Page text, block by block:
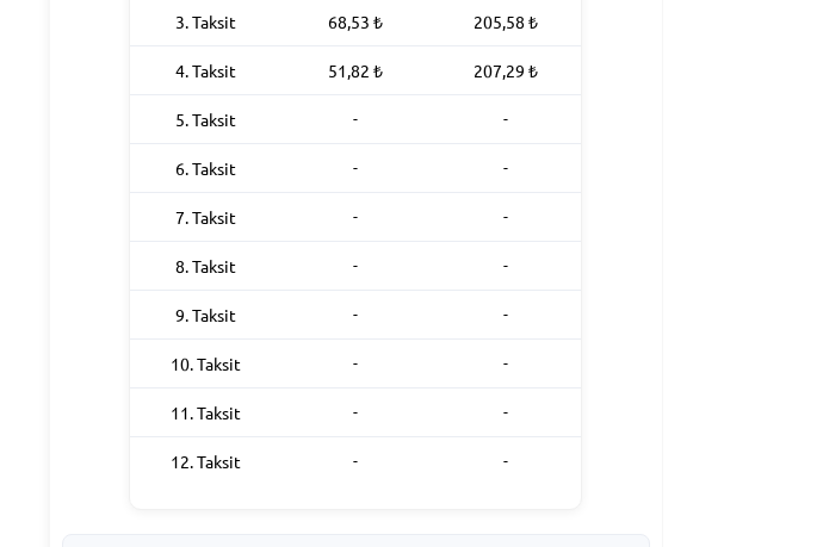
3. Taksit 68,53₺ 205,58₺
4. Taksit 51,82₺ 207,29₺
5. Taksit - -
6. Taksit - -
7. Taksit - -
8. Taksit - -
9. Taksit - -
10. Taksit - -
11. Taksit - -
12. Taksit - -